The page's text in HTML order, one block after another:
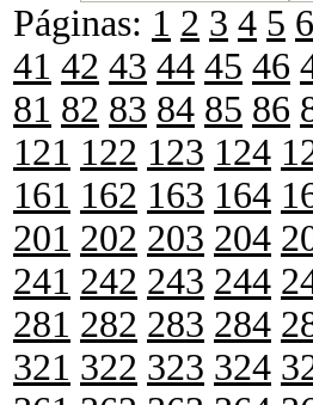
Páginas: 1 2 3 4 5 6
41 42 43 44 45 46
81 82 83 84 85 86
121 122 123 124
161 162 163 164
201 202 203 204
241 242 243 244
281 282 283 284
321 322 323 324